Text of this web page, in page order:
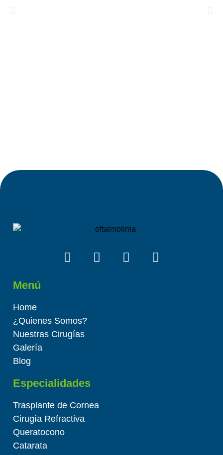
Menú
Home
¿Quienes Somos?
Nuestras Cirugías
Galería
Blog
Especialidades
Trasplante de Cornea
Cirugía Refractiva
Queratocono
Catarata